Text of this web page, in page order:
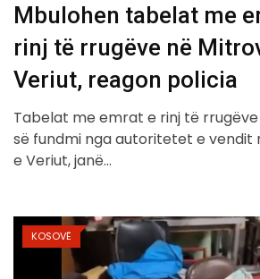
Mbulohen tabelat me
rinj të rrugëve në
Veriut, reagon policia
Tabelat me emrat e rinj të
së fundmi nga autoritetet e vendit
e Veriut, janë…
KOSOVË